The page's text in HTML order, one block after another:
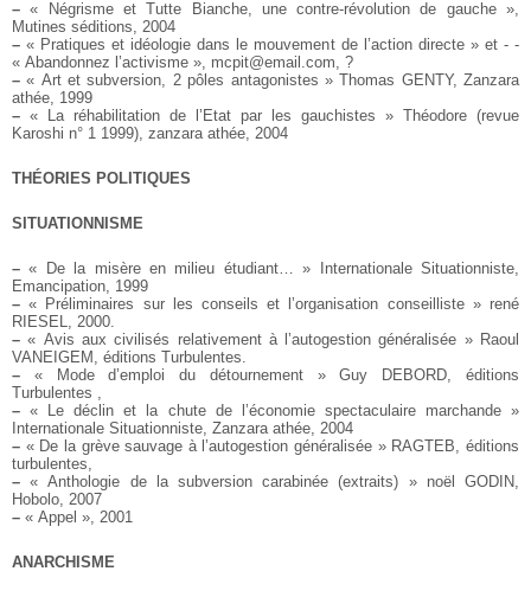
– « Négrisme et Tutte Bianche, une contre-révolution de gauche »,
Mutines séditions, 2004
– « Pratiques et idéologie dans le mouvement de l’action directe » et - -
« Abandonnez l’activisme », mcpit@email.com, ?
– « Art et subversion, 2 pôles antagonistes » Thomas GENTY, Zanzara
athée, 1999
– « La réhabilitation de l’Etat par les gauchistes » Théodore (revue
Karoshi n° 1 1999), zanzara athée, 2004
THÉORIES POLITIQUES
SITUATIONNISME
– « De la misère en milieu étudiant… » Internationale Situationniste,
Emancipation, 1999
– « Préliminaires sur les conseils et l’organisation conseilliste » rené
RIESEL, 2000.
– « Avis aux civilisés relativement à l’autogestion généralisée » Raoul
VANEIGEM, éditions Turbulentes.
– « Mode d’emploi du détournement » Guy DEBORD, éditions
Turbulentes ,
– « Le déclin et la chute de l’économie spectaculaire marchande »
Internationale Situationniste, Zanzara athée, 2004
– « De la grève sauvage à l’autogestion généralisée » RAGTEB, éditions
turbulentes,
– « Anthologie de la subversion carabinée (extraits) » noël GODIN,
Hobolo, 2007
– « Appel », 2001
ANARCHISME